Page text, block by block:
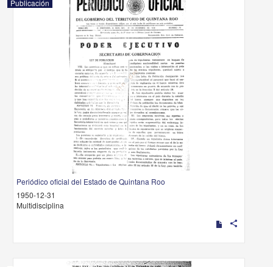
Publicación
Periódico oficial del Estado de Quintana Roo
1950-12-31
Multidisciplina
share